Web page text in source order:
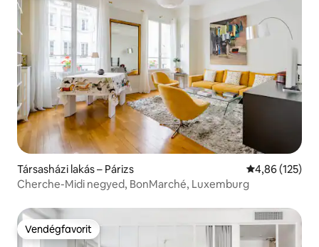
Társasházi lakás – Párizs Átlagos
4,86 (125)
Cherche-Midi negyed, BonMarché, Luxemburg
Vendégfavorit
Vendégfavorit